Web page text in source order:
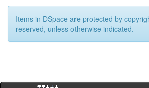
Items in DSpace are protected by
reserved, unless otherwise indicated.